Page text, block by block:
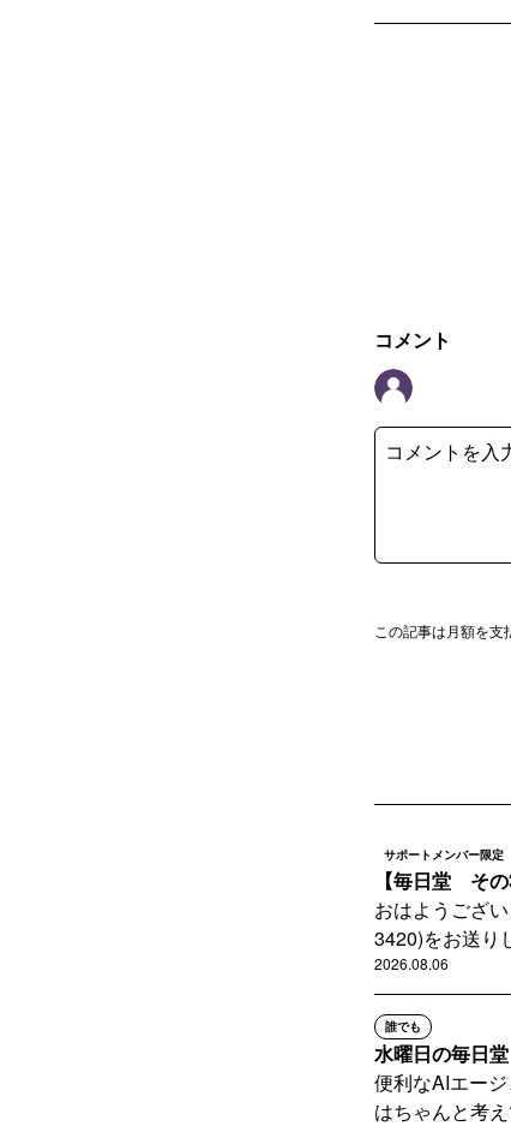
コメント
この記事は月額を支
サポートメンバー限定
【毎日堂 そ
おはようござ
3420)をお送り
2026.08.06
誰でも
水曜日の毎日
便利なAIエー
はちゃんと考